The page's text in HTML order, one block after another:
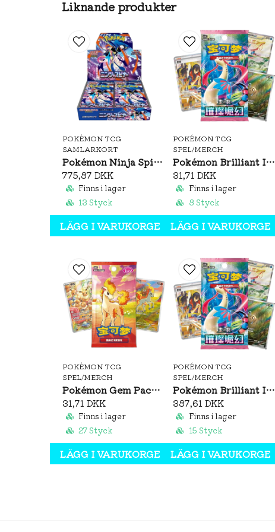
Liknande produkter
POKÉMON TCG
SAMLARKORT
Pokémon Ninja Spinner Booster Box (JP)
775,87 DKK
Finns i lager
13 Styck
LÄGG I VARUKORGEN
POKÉMON TCG
SPEL/MERCH
Pokémon Brilliant Illusions CSV8C Booster Pack Slim (S-CH)
31,71 DKK
Finns i lager
8 Styck
LÄGG I VARUKORGEN
POKÉMON TCG
SPEL/MERCH
Pokémon Gem Pack Vol. 4 Booster Pack (S-CH)
31,71 DKK
Finns i lager
27 Styck
LÄGG I VARUKORGEN
POKÉMON TCG
SPEL/MERCH
Pokémon Brilliant Illusions CSV8C Booster Box Slim (S-CH)
387,61 DKK
Finns i lager
15 Styck
LÄGG I VARUKORGEN